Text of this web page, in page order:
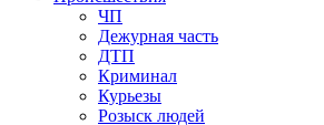
ЧП
Дежурная часть
ДТП
Криминал
Курьезы
Розыск людей